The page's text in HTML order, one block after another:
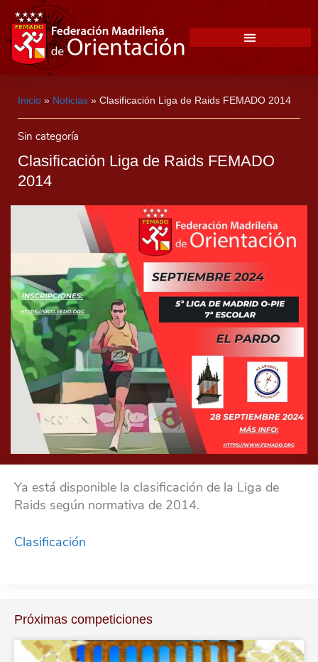
Inicio » Noticias » Clasificación Liga de Raids FEMADO 2014
Sin categoría
Clasificación Liga de Raids FEMADO
2014
Ya está disponible la clasificación de la Liga de
Raids según normativa de 2014.
Clasificación
Próximas competiciones